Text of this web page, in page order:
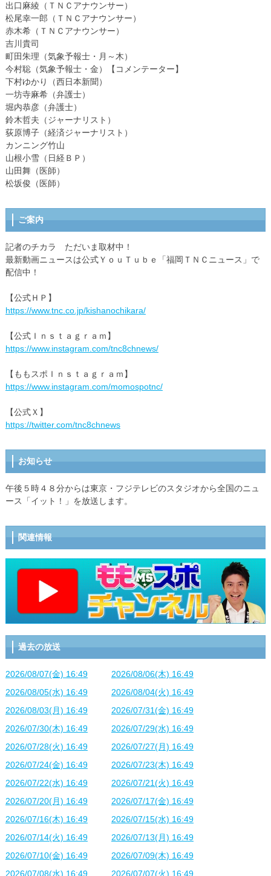
出口麻綾（ＴＮＣアナウンサー）
松尾幸一郎（ＴＮＣアナウンサー）
赤木希（ＴＮＣアナウンサー）
吉川貴司
町田朱理（気象予報士・月～木）
今村聡（気象予報士・金）【コメンテーター】
下村ゆかり（西日本新聞）
一坊寺麻希（弁護士）
堀内恭彦（弁護士）
鈴木哲夫（ジャーナリスト）
荻原博子（経済ジャーナリスト）
カンニング竹山
山根小雪（日経ＢＰ）
山田舞（医師）
松坂俊（医師）
ご案内
記者のチカラ ただいま取材中！
最新動画ニュースは公式ＹｏｕＴｕｂｅ「福岡ＴＮＣニュース」で
配信中！
【公式ＨＰ】
https://www.tnc.co.jp/kishanochikara/
【公式Ｉｎｓｔａｇｒａｍ】
https://www.instagram.com/tnc8chnews/
【ももスポＩｎｓｔａｇｒａｍ】
https://www.instagram.com/momospotnc/
【公式Ｘ】
https://twitter.com/tnc8chnews
お知らせ
午後５時４８分からは東京・フジテレビのスタジオから全国のニュ
ース「イット！」を放送します。
関連情報
過去の放送
2026/08/07(金) 16:49
2026/08/06(木) 16:49
2026/08/05(水) 16:49
2026/08/04(火) 16:49
2026/08/03(月) 16:49
2026/07/31(金) 16:49
2026/07/30(木) 16:49
2026/07/29(水) 16:49
2026/07/28(火) 16:49
2026/07/27(月) 16:49
2026/07/24(金) 16:49
2026/07/23(木) 16:49
2026/07/22(水) 16:49
2026/07/21(火) 16:49
2026/07/20(月) 16:49
2026/07/17(金) 16:49
2026/07/16(木) 16:49
2026/07/15(水) 16:49
2026/07/14(火) 16:49
2026/07/13(月) 16:49
2026/07/10(金) 16:49
2026/07/09(木) 16:49
2026/07/08(水) 16:49
2026/07/07(火) 16:49